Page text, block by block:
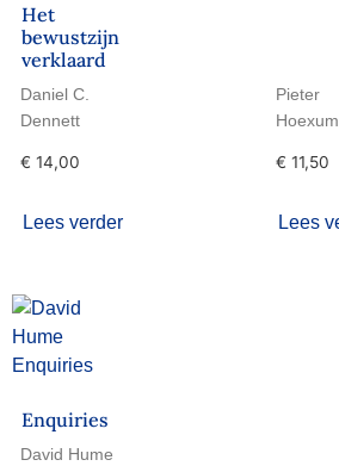
Het
bewustzijn
verklaard
Daniel C.
Dennett
€ 14,00
Lees verder
Pieter
Hoexum
€ 11,50
Lees
Enquiries
David Hume